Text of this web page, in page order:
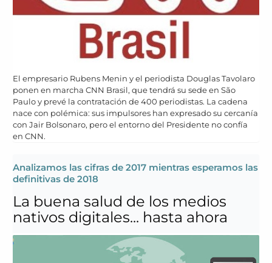
El empresario Rubens Menin y el periodista Douglas Tavolaro
ponen en marcha CNN Brasil, que tendrá su sede en São
Paulo y prevé la contratación de 400 periodistas. La cadena
nace con polémica: sus impulsores han expresado su cercanía
con Jair Bolsonaro, pero el entorno del Presidente no confía
en CNN.
Analizamos las cifras de 2017 mientras esperamos las
definitivas de 2018
La buena salud de los medios
nativos digitales... hasta ahora